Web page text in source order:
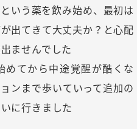
いう薬を飲み始め、最初は
出てきて大丈夫か？と心配
ませんでした
めてから中途覚醒が酷くな
ンまで歩いていって追加の
に行きました